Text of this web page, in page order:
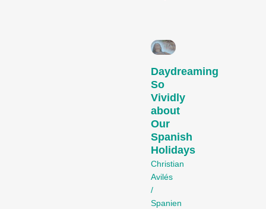
Daydreaming
So
Vividly
about
Our
Spanish
Holidays
Christian
Avilés
/
Spanien
Aktuelle Kurzfilme aus
Zürich, der Schweiz und
der Welt, die ausserhalb
unserer Wettbewerbe
Fokus